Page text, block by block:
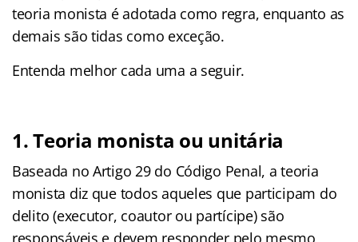
teoria monista é adotada como regra, enquanto as
demais são tidas como exceção.
Entenda melhor cada uma a seguir.
1. Teoria monista ou unitária
Baseada no Artigo 29 do Código Penal, a teoria
monista diz que todos aqueles que participam do
delito (executor, coautor ou partícipe) são
responsáveis e devem responder pelo mesmo